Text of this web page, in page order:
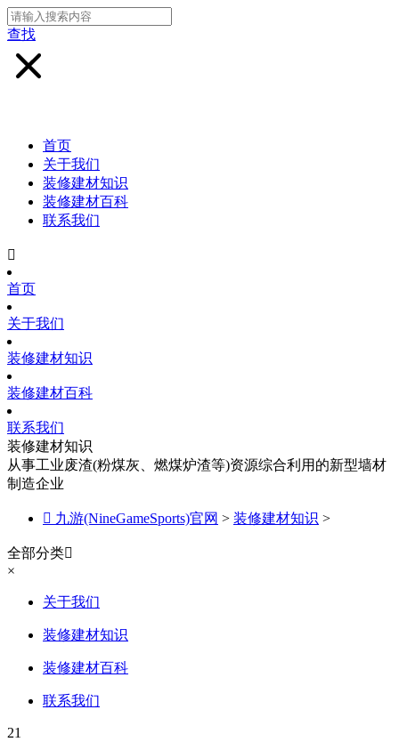
查找
首页
关于我们
装修建材知识
装修建材百科
联系我们

首页
关于我们
装修建材知识
装修建材百科
联系我们
装修建材知识
从事工业废渣(粉煤灰、燃煤炉渣等)资源综合利用的新型墙材
制造企业
 九游(NineGameSports)官网 > 装修建材知识 >
全部分类
×
关于我们
装修建材知识
装修建材百科
联系我们
21